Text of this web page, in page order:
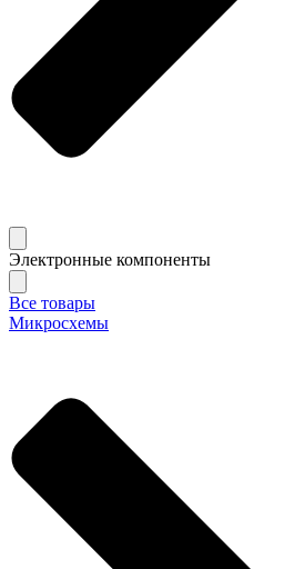
Электронные компоненты
Все товары
Микросхемы